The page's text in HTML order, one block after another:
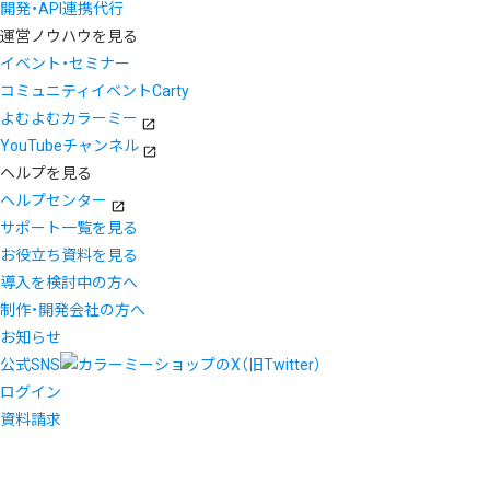
開発・API連携代行
運営ノウハウを見る
イベント・セミナー
コミュニティイベントCarty
よむよむカラーミー
YouTubeチャンネル
ヘルプを見る
ヘルプセンター
サポート一覧を見る
お役立ち資料を見る
導入を検討中の方へ
制作・開発会社の方へ
お知らせ
公式SNS
ログイン
資料請求